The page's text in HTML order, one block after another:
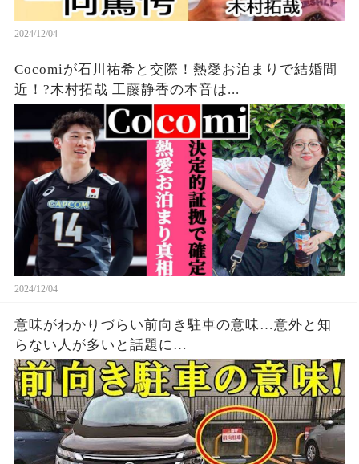
2024/12/04
Cocomiが石川祐希と交際！熱愛お泊まりで結婚間
近！?木村拓哉 工藤静香の本音は...
2024/12/04
意味がわかりづらい前向き駐車の意味…意外と知
らない人が多いと話題に…